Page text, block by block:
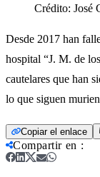
Crédito: José
Desde 2017 han
hospital “J. M. de
cautelares que han
lo que siguen
Copiar el enlace
Compartir en :